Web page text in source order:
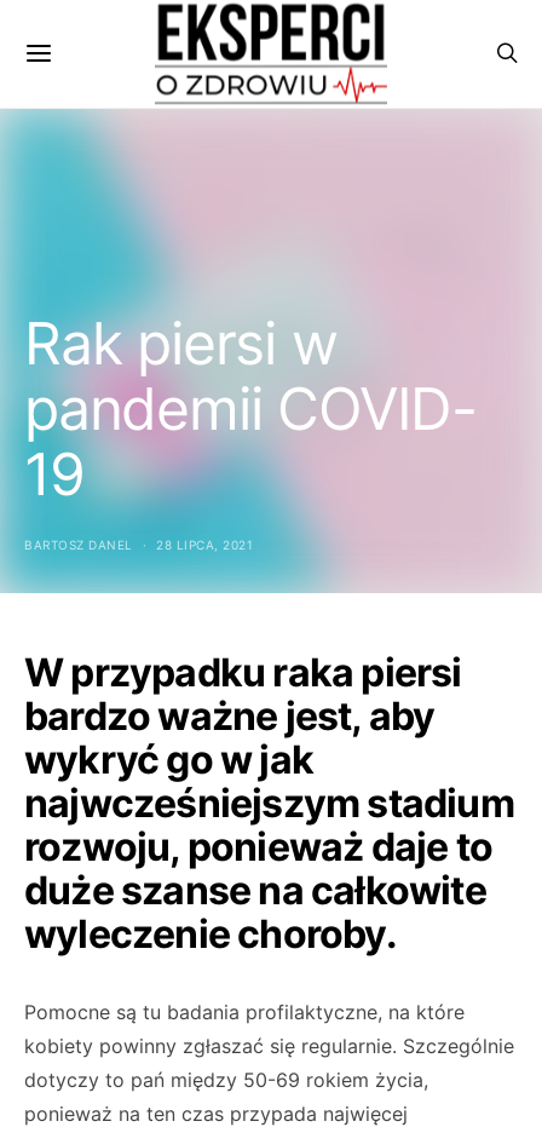
Rak piersi w
pandemii COVID-
19
BARTOSZ DANEL 28 LIPCA, 2021
W przypadku raka piersi
bardzo ważne jest, aby
wykryć go w jak
najwcześniejszym stadium
rozwoju, ponieważ daje to
duże szanse na całkowite
wyleczenie choroby.
Pomocne są tu badania profilaktyczne, na które
kobiety powinny zgłaszać się regularnie. Szczególnie
dotyczy to pań między 50-69 rokiem życia,
ponieważ na ten czas przypada najwięcej